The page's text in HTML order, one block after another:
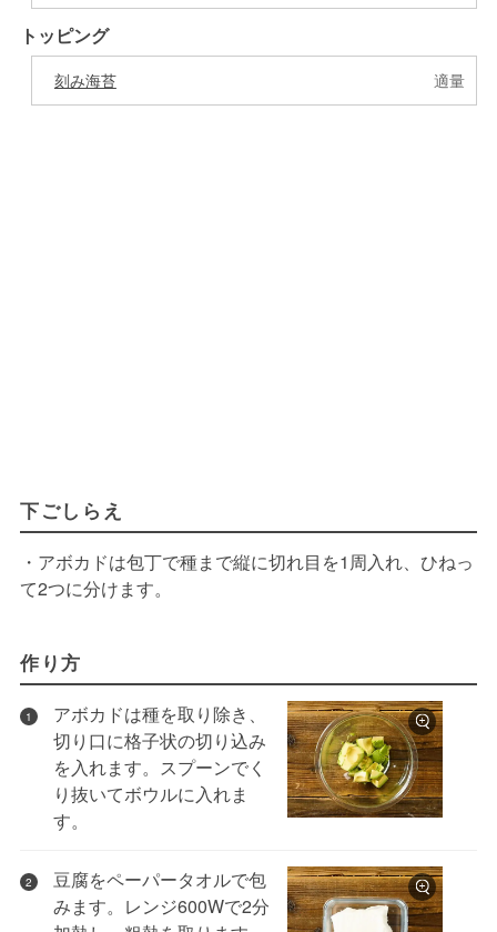
トッピング
刻み海苔 適量
下ごしらえ
・アボカドは包丁で種まで縦に切れ目を1周入れ、ひねっ
て2つに分けます。
作り方
1
アボカドは種を取り除き、
切り口に格子状の切り込み
を入れます。スプーンでく
り抜いてボウルに入れま
す。
2
豆腐をペーパータオルで包
みます。レンジ600Wで2分